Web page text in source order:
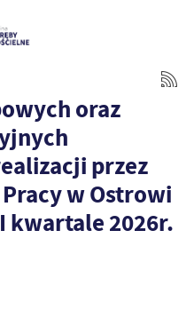
oraz
przez
w Ostrowi
kwartale 2026r.